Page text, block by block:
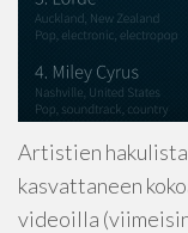
Artistien
kasvattaneen
videoilla